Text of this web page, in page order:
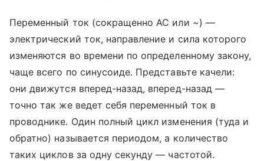
Переменный ток (сокращенно АС или ~) —
электрический ток, направление и сила которого
изменяются во времени по определенному закону,
чаще всего по синусоиде. Представьте качели:
они движутся вперед-назад, вперед-назад —
точно так же ведет себя переменный ток в
проводнике. Один полный цикл изменения (туда и
обратно) называется периодом, а количество
таких циклов за одну секунду — частотой.